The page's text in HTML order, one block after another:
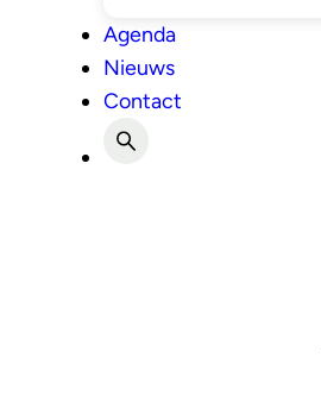
Agenda
Nieuws
Contact